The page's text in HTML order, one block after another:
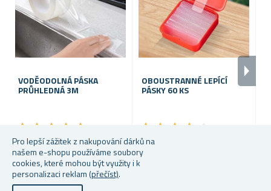
Pro lepší zážitek z nakupování dárků na
našem e-shopu používáme soubory
cookies, které mohou být využity i k
personalizaci reklam (přečíst).
VODĚODOLNÁ PÁSKA
PRŮHLEDNÁ 3M
★ ★ ★ ★ ★
★ ★ ★ ★ ★
45 Kč
Skladem
OBOUSTRANNÉ LEPÍCÍ
PÁSKY 60 KS
★ ★ ★ ★
★ ★ ★ ★
45 Kč
Skladem